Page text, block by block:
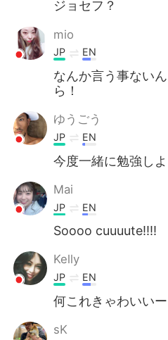
ジョセフ？
mio
JP EN
なんか言う事ない
ら！
ゆうごう
JP EN
今度一緒に勉強し
Mai
JP EN
Soooo cuuuute!!!!
Kelly
JP EN
何これきゃわいい
sK